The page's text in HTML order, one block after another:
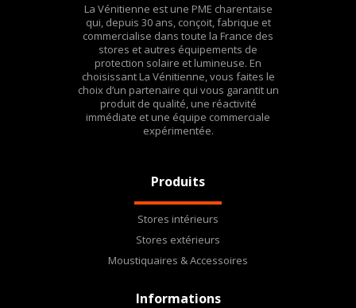
La Vénitienne est une PME charentaise
qui, depuis 30 ans, conçoit, fabrique et
commercialise dans toute la France des
stores et autres équipements de
protection solaire et lumineuse. En
choisissant La Vénitienne, vous faites le
choix d’un partenaire qui vous garantit un
produit de qualité, une réactivité
immédiate et une équipe commerciale
expérimentée.
Produits
Stores intérieurs
Stores extérieurs
Moustiquaires & Accessoires
Informations